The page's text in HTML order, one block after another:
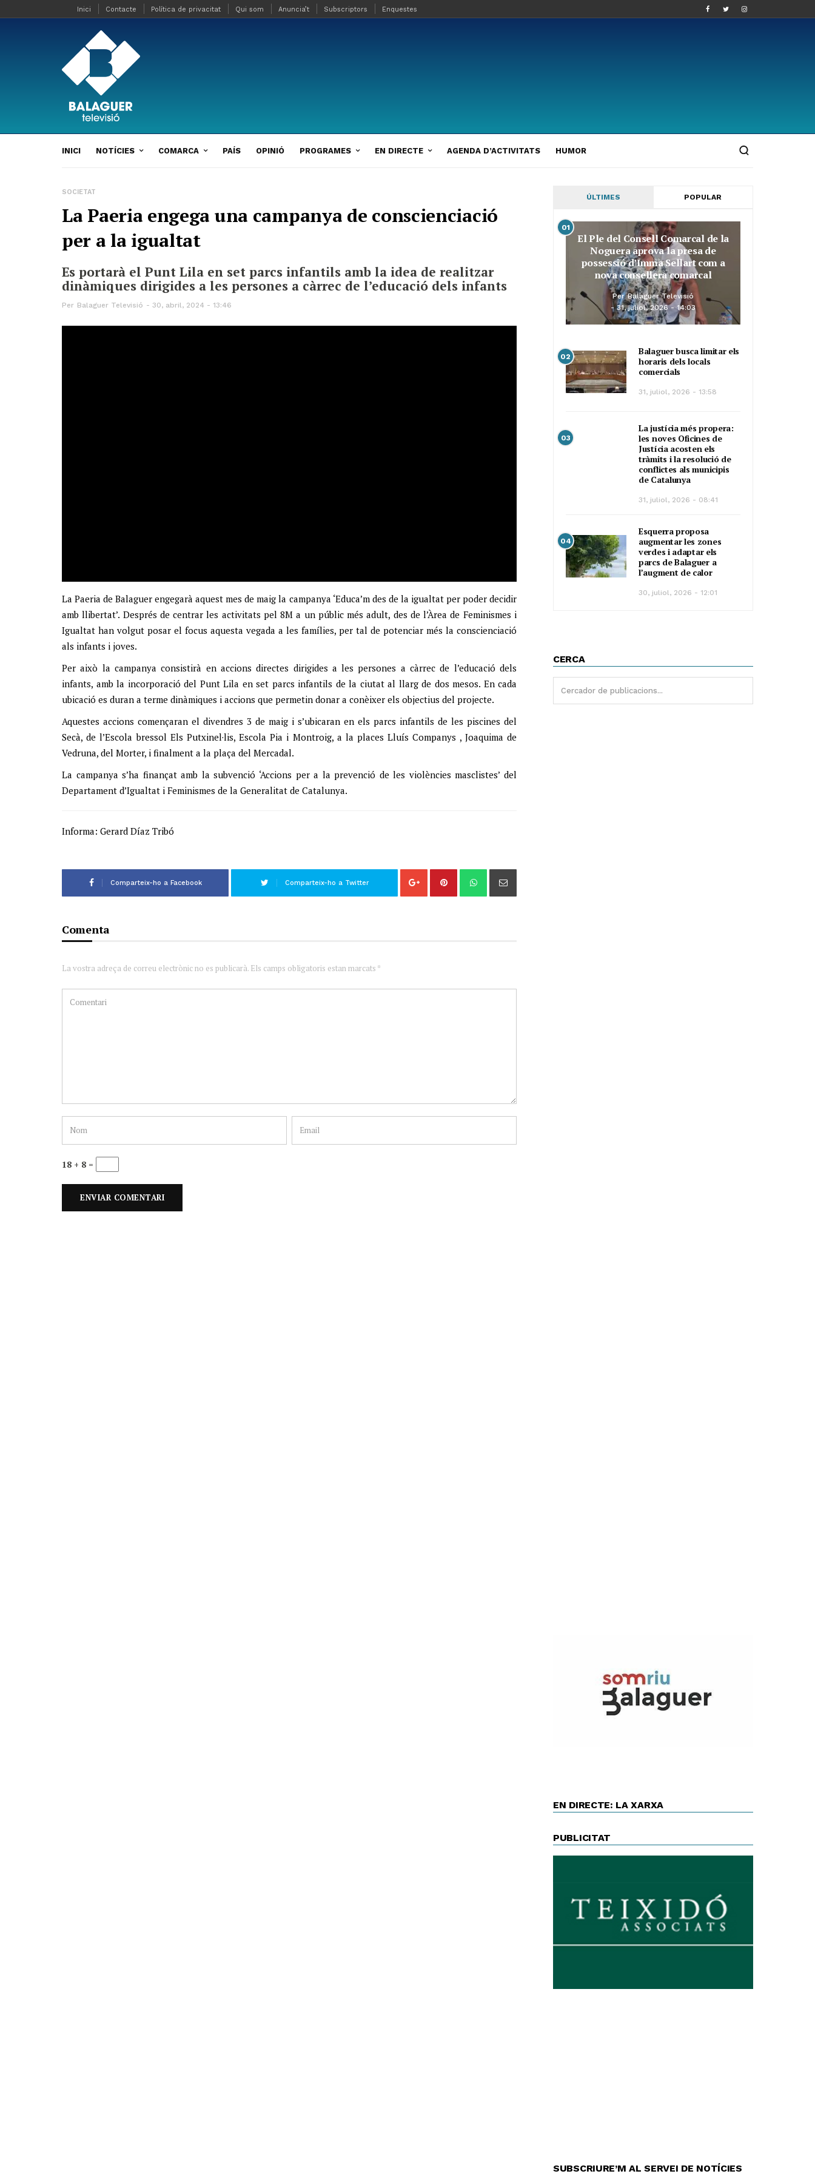
Inici Contacte Política de privacitat Qui som Anuncia’t Subscriptors Enquestes
INICI NOTÍCIES COMARCA PAÍS OPINIÓ PROGRAMES EN DIRECTE AGENDA D’ACTIVITATS HUMOR
SOCIETAT
La Paeria engega una campanya de conscienciació
per a la igualtat
Es portarà el Punt Lila en set parcs infantils amb la idea de realitzar
dinàmiques dirigides a les persones a càrrec de l’educació dels infants
Per Balaguer Televisió 30, abril, 2024 - 13:46
La Paeria de Balaguer engegarà aquest mes de maig la campanya ‘Educa’m des de la igualtat per poder decidir
amb llibertat’. Després de centrar les activitats pel 8M a un públic més adult, des de l’Àrea de Feminismes i
Igualtat han volgut posar el focus aquesta vegada a les famílies, per tal de potenciar més la conscienciació
als infants i joves.
Per això la campanya consistirà en accions directes dirigides a les persones a càrrec de l’educació dels
infants, amb la incorporació del Punt Lila en set parcs infantils de la ciutat al llarg de dos mesos. En cada
ubicació es duran a terme dinàmiques i accions que permetin donar a conèixer els objectius del projecte.
Aquestes accions començaran el divendres 3 de maig i s’ubicaran en els parcs infantils de les piscines del
Secà, de l’Escola bressol Els Putxinel·lis, Escola Pia i Montroig, a la places Lluís Companys , Joaquima de
Vedruna, del Morter, i finalment a la plaça del Mercadal.
La campanya s’ha finançat amb la subvenció ‘Accions per a la prevenció de les violències masclistes’ del
Departament d’Igualtat i Feminismes de la Generalitat de Catalunya.
Informa: Gerard Díaz Tribó
Comparteix-ho a Facebook Comparteix-ho a Twitter
Comenta
La vostra adreça de correu electrònic no es publicarà. Els camps obligatoris estan marcats *
18 + 8 =
ÚLTIMES POPULAR
01
El Ple del Consell Comarcal de la
Noguera aprova la presa de
possessió d’Imma Sellart com a
nova consellera comarcal
Per Balaguer Televisió
31, juliol, 2026 - 14:03
02
Balaguer busca limitar els
horaris dels locals
comercials
31, juliol, 2026 - 13:58
03
La justícia més propera:
les noves Oficines de
Justícia acosten els
tràmits i la resolució de
conflictes als municipis
de Catalunya
31, juliol, 2026 - 08:41
04
Esquerra proposa
augmentar les zones
verdes i adaptar els
parcs de Balaguer a
l’augment de calor
30, juliol, 2026 - 12:01
CERCA
EN DIRECTE: LA XARXA
PUBLICITAT
SUBSCRIURE’M AL SERVEI DE NOTÍCIES